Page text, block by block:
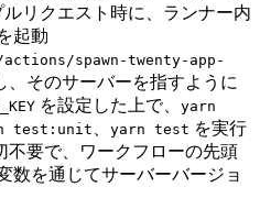
リクエスト時に、ランナー内
起動
spawn-twenty-app-
、そのサーバーを指すように
を設定した上で、 yarn
test:unit yarn test を実行
不要で、ワークフローの先頭
数を通じてサーバーバージョ